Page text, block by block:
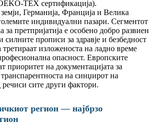
TEX сертификација).
Германија, Франција и Велика
индивидуални пазари. Сегментот
за претпријатија е особено добро развиен
прописи за здравје и безбедност
третираат изложеноста на ладно време
опасност. Европските
приоритет на документацијата за
на синџирот на
сите други фактори.
регион — најбрзо